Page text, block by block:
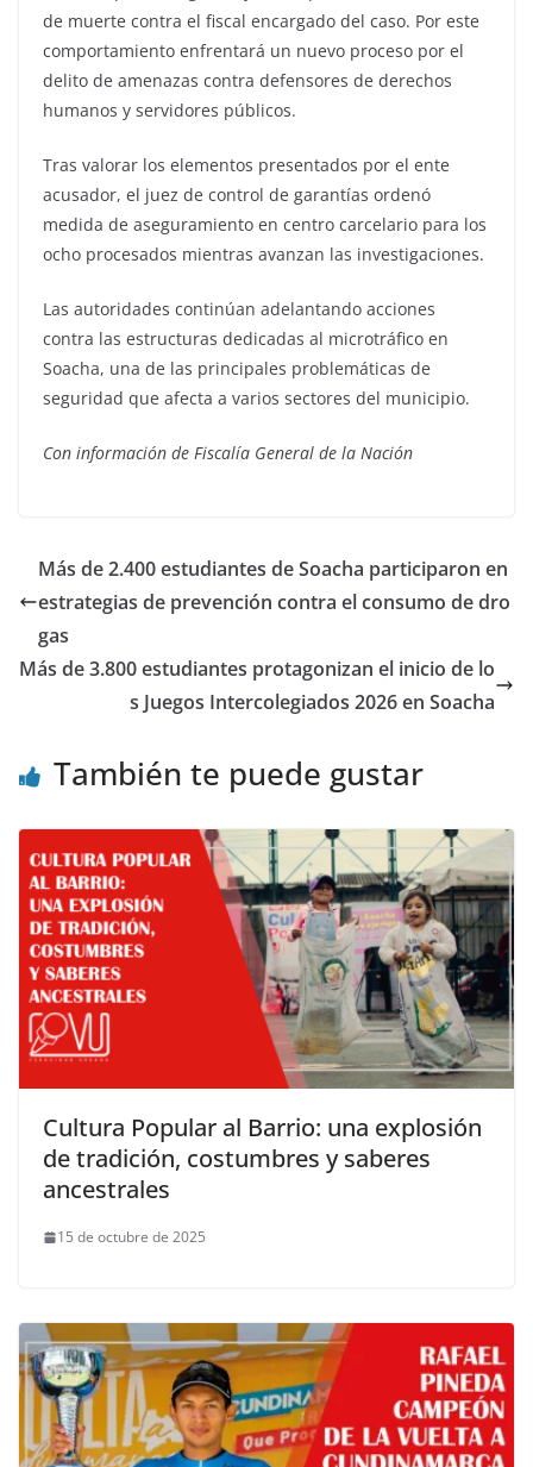
de muerte contra el fiscal encargado del caso. Por este
comportamiento enfrentará un nuevo proceso por el
delito de amenazas contra defensores de derechos
humanos y servidores públicos.
Tras valorar los elementos presentados por el ente
acusador, el juez de control de garantías ordenó
medida de aseguramiento en centro carcelario para los
ocho procesados mientras avanzan las investigaciones.
Las autoridades continúan adelantando acciones
contra las estructuras dedicadas al microtráfico en
Soacha, una de las principales problemáticas de
seguridad que afecta a varios sectores del municipio.
Con información de Fiscalía General de la Nación
Más de 2.400 estudiantes de Soacha participaron en
estrategias de prevención contra el consumo de dro
gas
Más de 3.800 estudiantes protagonizan el inicio de lo
s Juegos Intercolegiados 2026 en Soacha
También te puede gustar
Cultura Popular al Barrio: una explosión
de tradición, costumbres y saberes
ancestrales
15 de octubre de 2025